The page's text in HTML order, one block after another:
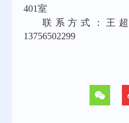
401室
联系方式：王超
13756502299